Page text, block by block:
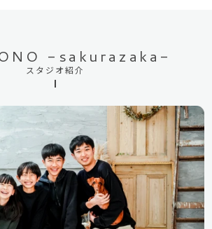
【＋5,500円(税込)】を頂戴いたしま
す。
-sakurazaka-
スタジオ紹介